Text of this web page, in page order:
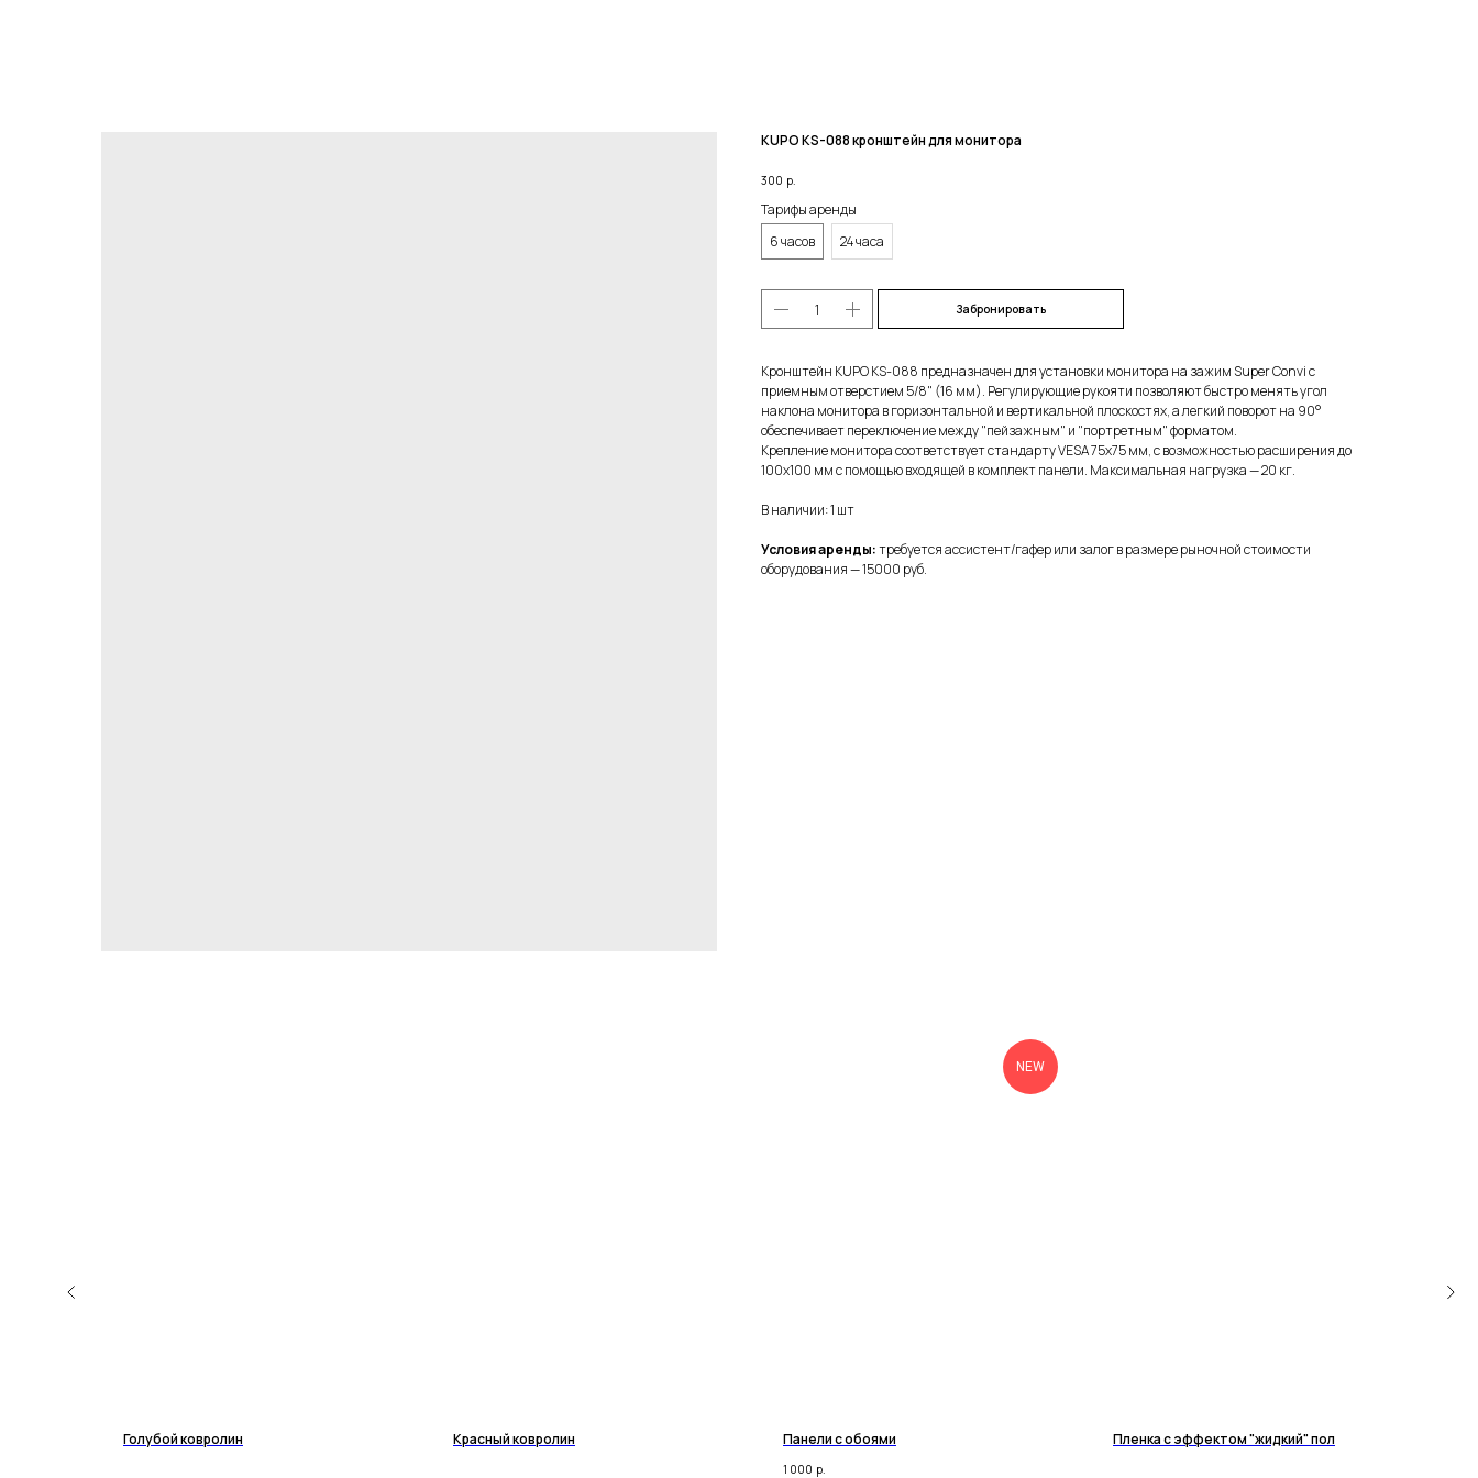
KUPO KS-088 кронштейн для монитора
300 р.
Тарифы аренды
6 часов
24 часа
Забронировать
Кронштейн KUPO KS-088 предназначен для установки монитора на зажим Super Convi с
приемным отверстием 5/8" (16 мм). Регулирующие рукояти позволяют быстро менять угол
наклона монитора в горизонтальной и вертикальной плоскостях, а легкий поворот на 90°
обеспечивает переключение между "пейзажным" и "портретным" форматом.
Крепление монитора соответствует стандарту VESA 75x75 мм, с возможностью расширения до
100x100 мм с помощью входящей в комплект панели. Максимальная нагрузка — 20 кг.
В наличии: 1 шт
Условия аренды:требуется ассистент/гафер или залог в размере рыночной стоимости
оборудования — 15000 руб.
Голубой ковролин Красный ковролин
NEW
Панели с обоями
1 000 р.
Пленка с эффектом "жидкий" пол